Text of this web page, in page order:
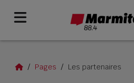
Pages Les partenaires